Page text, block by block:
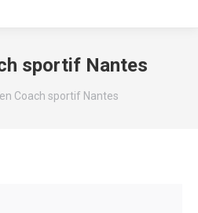
sportif Nantes
Coach sportif Nantes